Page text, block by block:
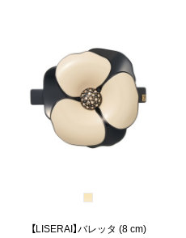
【LISERAI】バレッタ (8 cm)